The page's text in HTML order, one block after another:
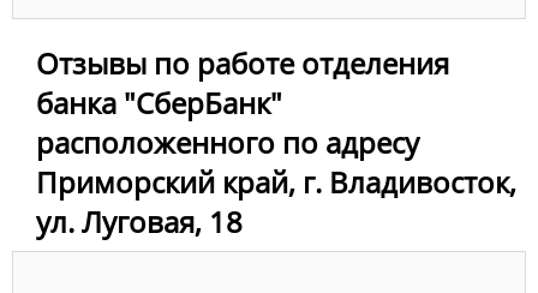
Отзывы по работе отделения
банка "СберБанк"
расположенного по адресу
Приморский край, г. Владивосток,
ул. Луговая, 18